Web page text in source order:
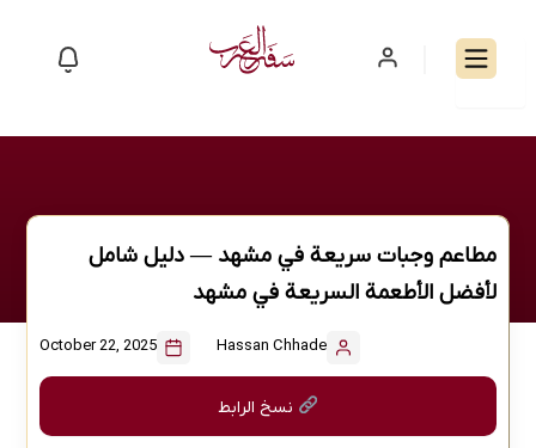
content
مطاعم وجبات سريعة في مشهد — دليل شامل
لأفضل الأطعمة السريعة في مشهد
October 22, 2025 Hassan Chhade